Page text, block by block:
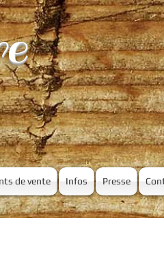
de vente Infos Presse